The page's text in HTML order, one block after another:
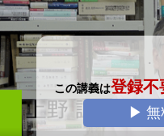
この講義は登録不
▶ 無